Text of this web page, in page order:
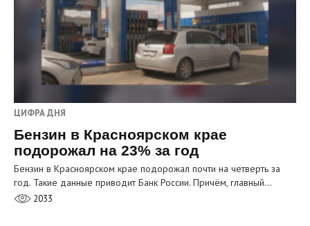
ЦИФРА ДНЯ
Бензин в Красноярском крае
подорожал на 23% за год
Бензин в Красноярском крае подорожал почти на четверть за
год. Такие данные приводит Банк России. Причём, главный…
2033